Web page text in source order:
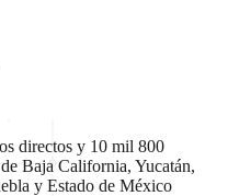
directos y 10 mil 800
Baja California, Yucatán,
y Estado de México